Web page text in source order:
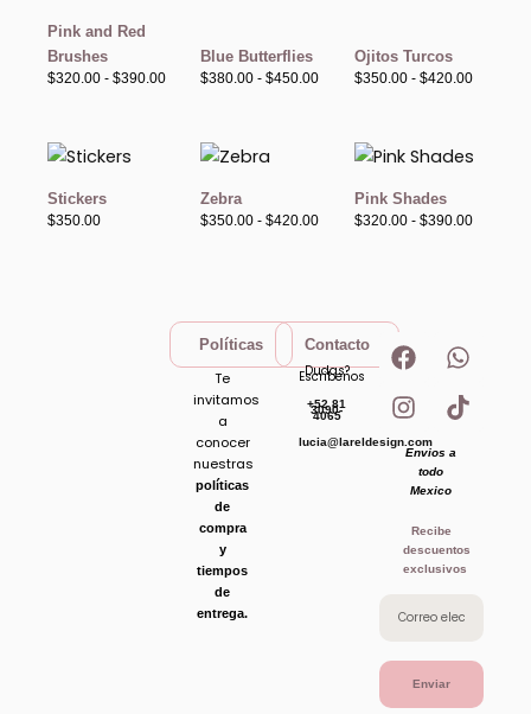
Pink and Red
Brushes
$320.00 - $390.00
$390.00Blue Butterflies
$380.00 - $450.00
$450.00Ojitos Turcos
$350.00 - $420.00
Stickers
$350.00
Zebra
$350.00 - $420.00
Rango
desde
$350.00
Pink Shades
$320.00 - $390.00
de
$320.00
Políticas
Te
invitamos
a
conocer
nuestras
políticas
de
compra
y
tiempos
de
entrega.
Contacto
Dudas?
Escribenos
+52 81
3090-
4065
lucia@lareldesign.com
F
a
c
e
b
o
o
k
W
h
a
t
I
n
s
t
a
g
r
a
m
T
i
k
t
Envios a
todo
Mexico
Recibe
descuentos
exclusivos
Enviar